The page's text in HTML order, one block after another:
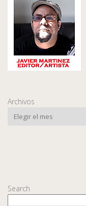
Archivos
Search